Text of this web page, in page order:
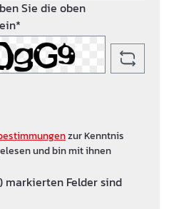
Sie die oben
zur Kenntnis
und bin mit ihnen
markierten Felder sind